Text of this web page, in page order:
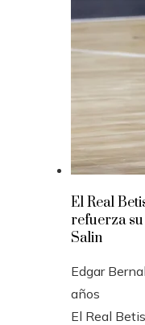
El Real
refuerza
Salin
Edgar
años
El Real